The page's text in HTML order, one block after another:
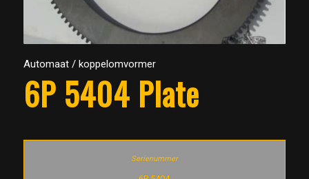
Automaat / koppelomvormer
6P 5404 Plate